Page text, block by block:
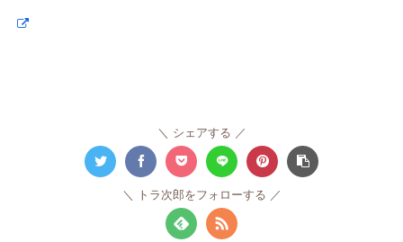
シェアする
トラ次郎をフォローする